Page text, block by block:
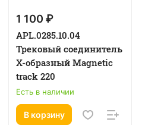
1 100 ₽
APL.0285.10.04
Трековый соединитель
Х-образный Magnetic
track 220
Есть в наличии
В корзину